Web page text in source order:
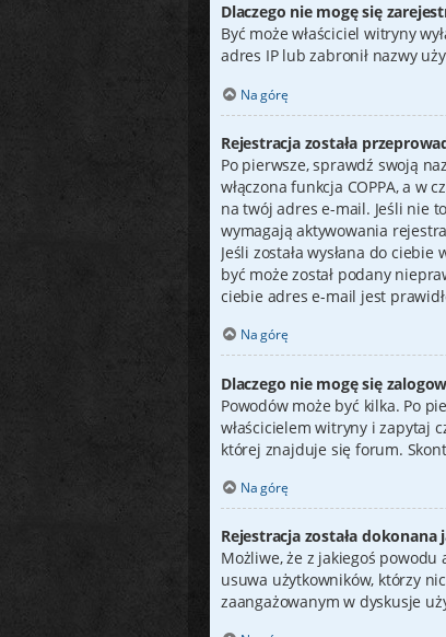
Dlaczego nie mogę się
Być może właściciel witryny
adres IP lub zabronił nazwy
Na górę
Rejestracja została
Po pierwsze, sprawdź swoją
włączona funkcja COPPA, a w
na twój adres e-mail. Jeśli nie
wymagają aktywowania
Jeśli została wysłana do
być może został podany
ciebie adres e-mail jest
Na górę
Dlaczego nie mogę się
Powodów może być kilka. Po
właścicielem witryny i zapytaj
której znajduje się forum.
Na górę
Rejestracja została
Możliwe, że z jakiegoś
usuwa użytkowników, którzy
zaangażowanym w dyskusje